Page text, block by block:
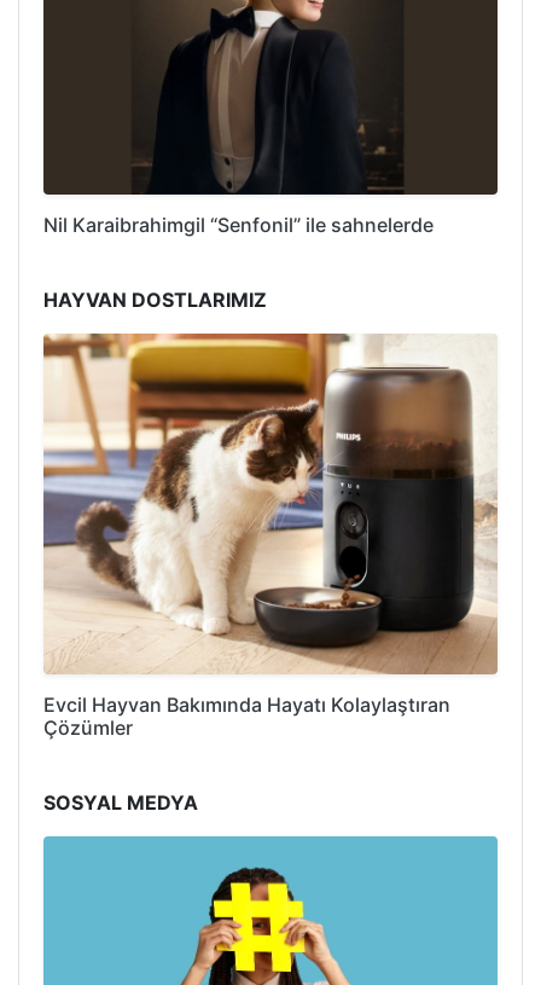
Nil Karaibrahimgil “Senfonil” ile sahnelerde
HAYVAN DOSTLARIMIZ
Evcil Hayvan Bakımında Hayatı Kolaylaştıran
Çözümler
SOSYAL MEDYA